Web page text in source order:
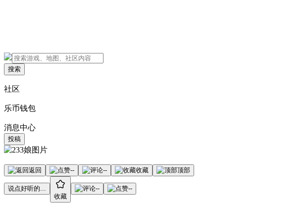
搜索
社区
乐币钱包
消息中心
投稿
返回 -- -- 收藏 顶部
说点好听的...
收藏
-- --